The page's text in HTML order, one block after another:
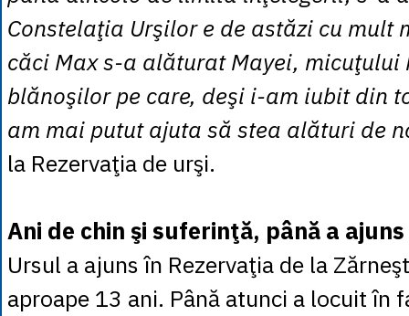
Constelaţia Urşilor e de astăzi cu mult
căci Max s-a alăturat Mayei, micuţului
blănoşilor pe care, deşi i-am iubit din
am mai putut ajuta să stea alături de
la Rezervaţia de urşi.
Ani de chin şi suferinţă, până a
Ursul a ajuns în Rezervaţia de la
aproape 13 ani. Până atunci a locuit în